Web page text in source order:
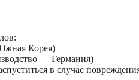
Корея)
— Германия)
в случае